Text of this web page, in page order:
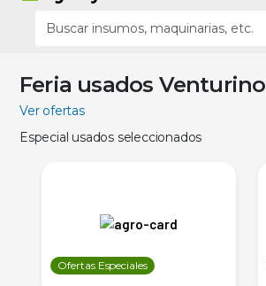
Feria usados Venturino
Ver ofertas
Especial usados seleccionados
Ofertas Especiales